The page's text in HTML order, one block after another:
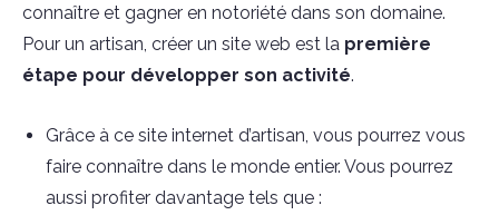
connaître et gagner en notoriété dans son domaine.
Pour un artisan, créer un site web est la première
étape pour développer son activité.
Grâce à ce site internet d’artisan, vous pourrez vous
faire connaître dans le monde entier. Vous pourrez
aussi profiter davantage tels que :